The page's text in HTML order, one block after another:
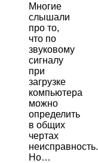
Многие
слышали
про то,
что по
звуковому
сигналу
при
загрузке
компьютера
можно
определить
в общих
чертах
неисправность.
Но…